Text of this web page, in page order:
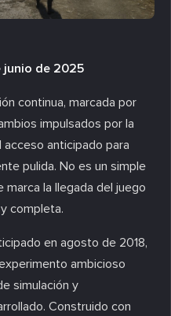
junio de 2025
continua, marcada por
impulsados por la
acceso anticipado para
pulida. No es un simple
la llegada del juego
completa.
en agosto de 2018,
ambicioso
simulación y
Construido con